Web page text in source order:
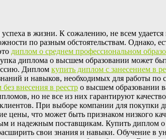
в жизни. К сожалению, не всем
по разным обстоятельствам. Однако,
диплом о среднем профессиональном
диплома о высшем образовании может
Диплом купить диплом с занесением в
и навыков, необходимых для работы по
внесения в реестр о высшем образовании
но не все из них гарантируют
При выборе компании для покупки
что может быть признаком низкого
и надежным поставщикам. Купить диплом
свои знания и навыки. Обучение в